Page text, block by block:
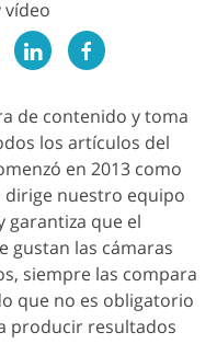
de contenido y toma
los artículos del
en 2013 como
dirige nuestro equipo
garantiza que el
gustan las cámaras
siempre las compara
que no es obligatorio
producir resultados
CLOUD